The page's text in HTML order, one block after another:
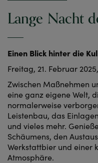
Lange Nacht
Einen Blick hinter die
Freitag, 21. Februar
Zwischen Maßnehmen
eine ganz eigene Welt,
normalerweise
Leistenbau, das
und vieles mehr.
Schäumens, den
Werkstattbier und einer
Atmosphäre.